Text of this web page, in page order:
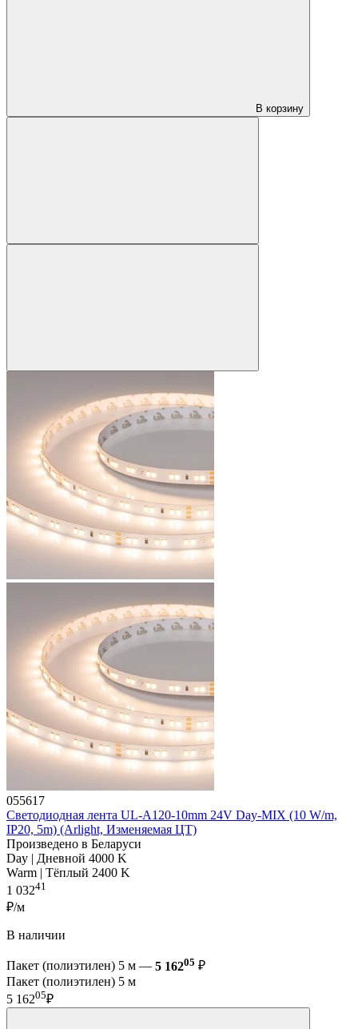
В корзину
055617
Светодиодная лента UL-A120-10mm 24V Day-MIX (10 W/m,
IP20, 5m) (Arlight, Изменяемая ЦТ)
Произведено в Беларуси
Day | Дневной 4000 K
Warm | Тёплый 2400 K
1 03241
₽/м
В наличии
Пакет (полиэтилен) 5 м — 5 16205 ₽
Пакет (полиэтилен) 5 м
5 16205₽